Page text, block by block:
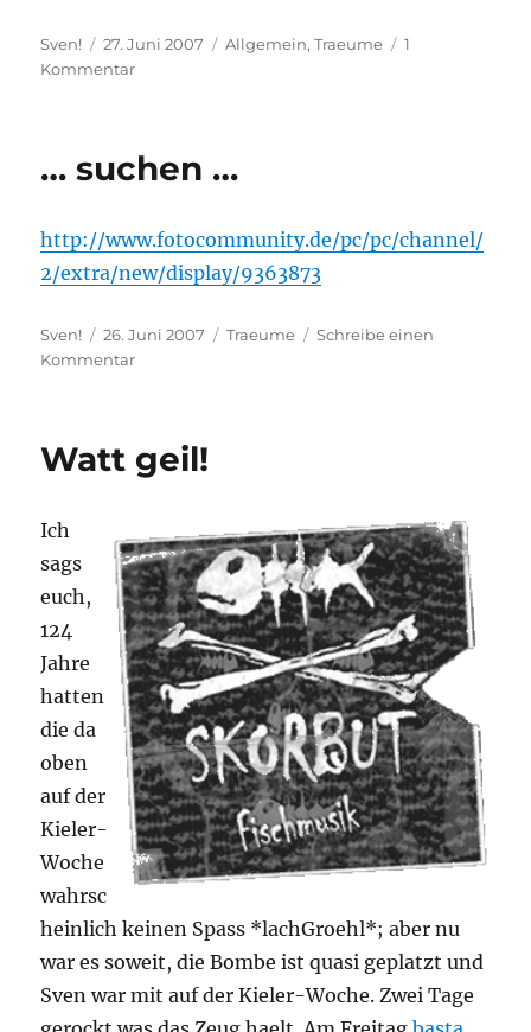
Autor
Sven!
Veröffentlicht
am
27. Juni 2007 Kategorien
Allgemein,Traeume
1
Kommentarzu
verliebt.
… suchen …
http://www.fotocommunity.de/pc/pc/channel/
2/extra/new/display/9363873
Autor
Sven!
Veröffentlicht
am
26. Juni 2007 Kategorien
Traeume
Schreibe einen
Kommentarzu
Watt geil!
Ich
sags
euch,
124
Jahre
hatten
die da
oben
auf der
Kieler-
Woche
wahrsc
heinlich keinen Spass *lachGroehl*; aber nu
war es soweit, die Bombe ist quasi geplatzt und
Sven war mit auf der Kieler-Woche. Zwei Tage